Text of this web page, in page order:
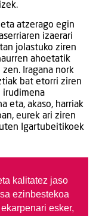
atzerago egin
izaerari
jolastuko ziren
ahoetatik
Iragana nork
bat etorri ziren
irudimena
eta, akaso, harriak
eurek ari ziren
Igartubeitikoek
kalitatez jaso
ezinbestekoa
esker,